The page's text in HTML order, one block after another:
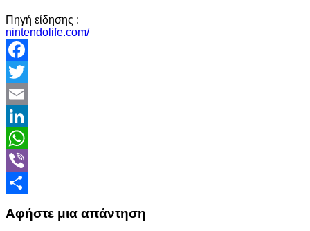
Πηγή είδησης :
nintendolife.com/
Facebook
Twitter
Email
LinkedIn
WhatsApp
Viber
Αφήστε μια απάντηση